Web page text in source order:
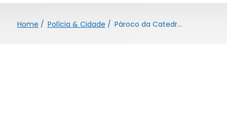
Home / Polícia & Cidade / Pároco da Catedral destaca os 21 anos da Festa do Divino